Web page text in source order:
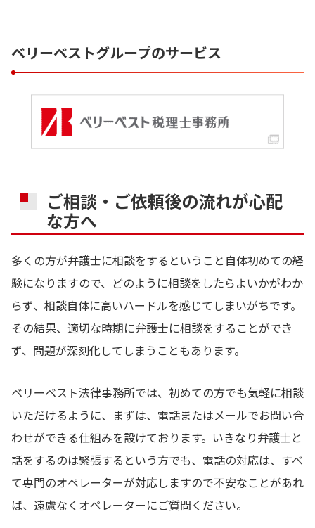
ベリーベストグループのサービス
ご相談・ご依頼後の流れが心配
な方へ
多くの方が弁護士に相談をするということ自体初めての経
験になりますので、どのように相談をしたらよいかがわか
らず、相談自体に高いハードルを感じてしまいがちです。
その結果、適切な時期に弁護士に相談をすることができ
ず、問題が深刻化してしまうこともあります。
ベリーベスト法律事務所では、初めての方でも気軽に相談
いただけるように、まずは、電話またはメールでお問い合
わせができる仕組みを設けております。いきなり弁護士と
話をするのは緊張するという方でも、電話の対応は、すべ
て専門のオペレーターが対応しますので不安なことがあれ
ば、遠慮なくオペレーターにご質問ください。